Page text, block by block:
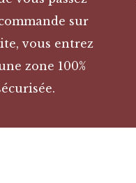
sur
vous entrez
zone 100%